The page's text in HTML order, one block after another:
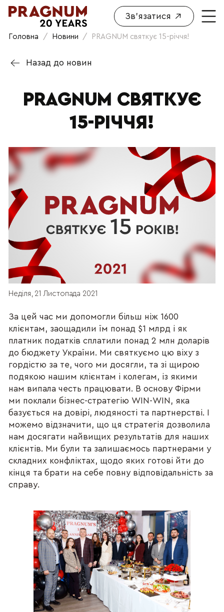
Зв'язатися
Головна / Новини / PRAGNUM святкує 15-річчя!
Назад до новин
PRAGNUM СВЯТКУЄ
15-РІЧЧЯ!
Неділя, 21 Листопада 2021
За цей час ми допомогли більш ніж 1600
клієнтам, заощадили їм понад $1 млрд і як
платник податків сплатили понад 2 млн доларів
до бюджету України. Ми святкуємо цю віху з
гордістю за те, чого ми досягли, та зі щирою
подякою нашим клієнтам і колегам, із якими
нам випала честь працювати. В основу Фірми
ми поклали бізнес-стратегію WIN-WIN, яка
базується на довірі, людяності та партнерстві. І
можемо відзначити, що ця стратегія дозволила
нам досягати найвищих результатів для наших
клієнтів. Ми були та залишаємось партнерами у
складних конфліктах, щодо яких готові йти до
кінця та брати на себе повну відповідальність за
справу.